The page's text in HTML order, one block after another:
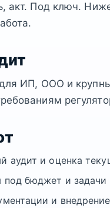
акт. Под ключ.
для ИП, ООО и
аудит и оценка
бюджет и задачи
и внедрение